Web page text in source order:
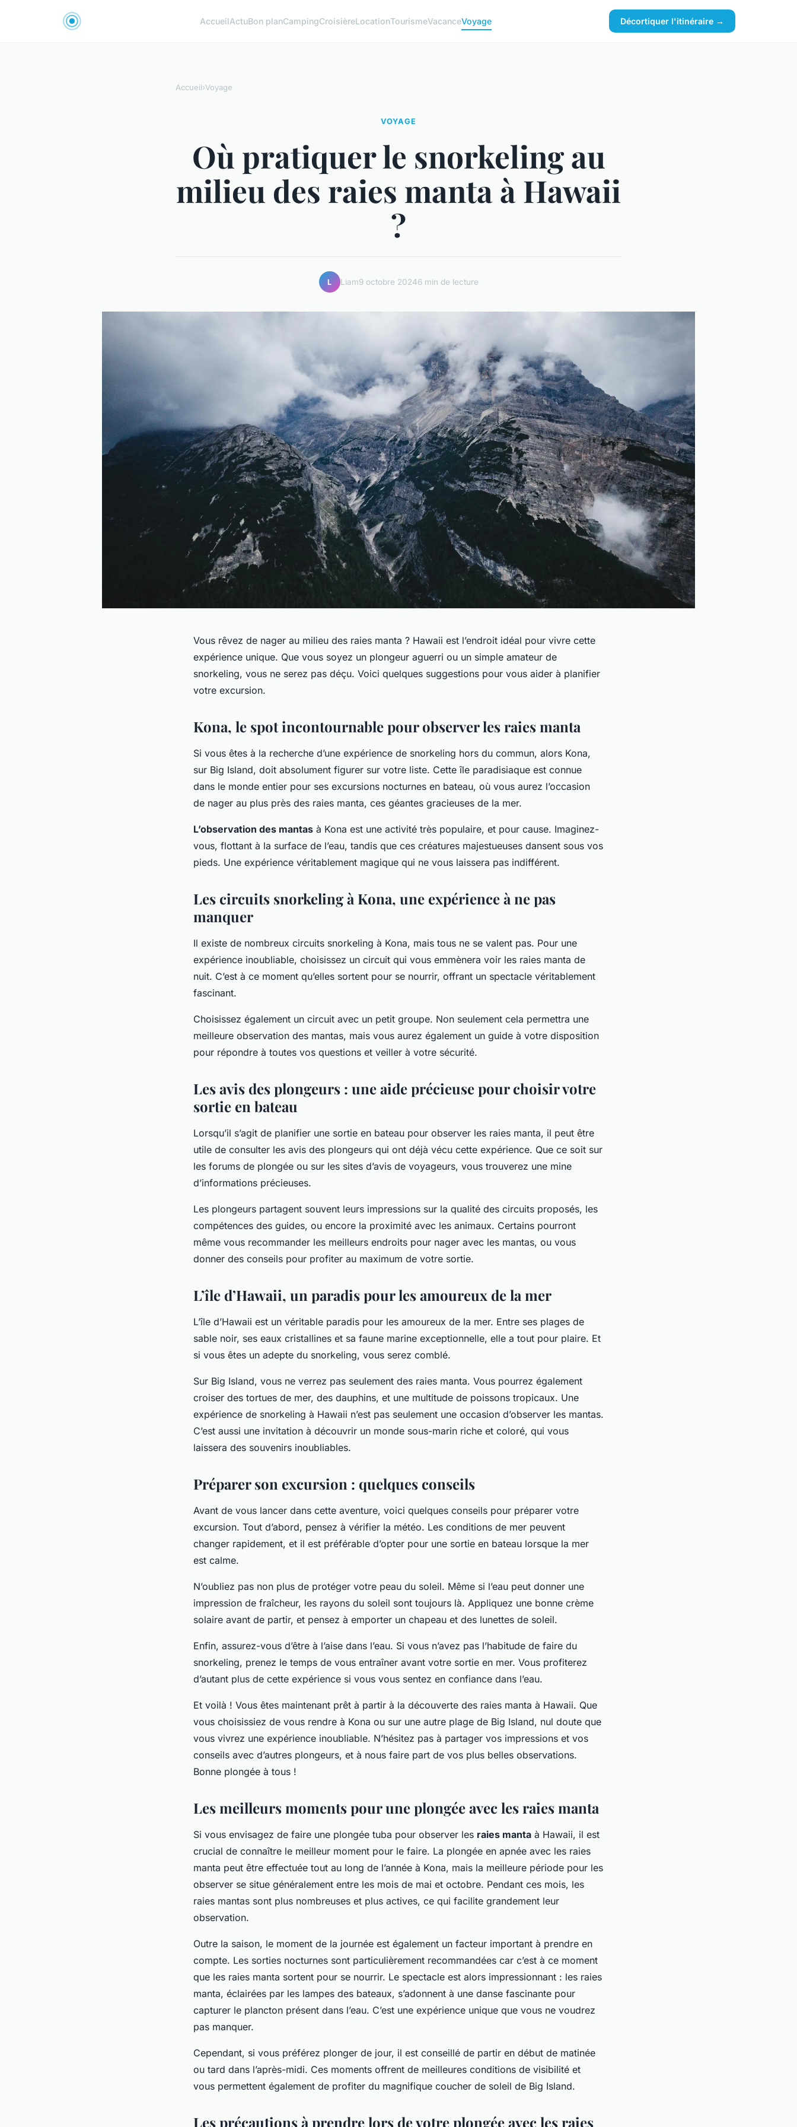
AccueilActuBon planCampingCroisièreLocationTourismeVacanceVoyage Décortiquer l'itinéraire →
Accueil›Voyage
VOYAGE
Où pratiquer le snorkeling au
milieu des raies manta à Hawaii
?
L Liam9 octobre 20246 min de lecture
Vous rêvez de nager au milieu des raies manta ? Hawaii est l’endroit idéal pour vivre cette
expérience unique. Que vous soyez un plongeur aguerri ou un simple amateur de
snorkeling, vous ne serez pas déçu. Voici quelques suggestions pour vous aider à planifier
votre excursion.
Kona, le spot incontournable pour observer les raies manta
Si vous êtes à la recherche d’une expérience de snorkeling hors du commun, alors Kona,
sur Big Island, doit absolument figurer sur votre liste. Cette île paradisiaque est connue
dans le monde entier pour ses excursions nocturnes en bateau, où vous aurez l’occasion
de nager au plus près des raies manta, ces géantes gracieuses de la mer.
L’observation des mantas à Kona est une activité très populaire, et pour cause. Imaginez-
vous, flottant à la surface de l’eau, tandis que ces créatures majestueuses dansent sous vos
pieds. Une expérience véritablement magique qui ne vous laissera pas indifférent.
Les circuits snorkeling à Kona, une expérience à ne pas
manquer
Il existe de nombreux circuits snorkeling à Kona, mais tous ne se valent pas. Pour une
expérience inoubliable, choisissez un circuit qui vous emmènera voir les raies manta de
nuit. C’est à ce moment qu’elles sortent pour se nourrir, offrant un spectacle véritablement
fascinant.
Choisissez également un circuit avec un petit groupe. Non seulement cela permettra une
meilleure observation des mantas, mais vous aurez également un guide à votre disposition
pour répondre à toutes vos questions et veiller à votre sécurité.
Les avis des plongeurs : une aide précieuse pour choisir votre
sortie en bateau
Lorsqu’il s’agit de planifier une sortie en bateau pour observer les raies manta, il peut être
utile de consulter les avis des plongeurs qui ont déjà vécu cette expérience. Que ce soit sur
les forums de plongée ou sur les sites d’avis de voyageurs, vous trouverez une mine
d’informations précieuses.
Les plongeurs partagent souvent leurs impressions sur la qualité des circuits proposés, les
compétences des guides, ou encore la proximité avec les animaux. Certains pourront
même vous recommander les meilleurs endroits pour nager avec les mantas, ou vous
donner des conseils pour profiter au maximum de votre sortie.
L’île d’Hawaii, un paradis pour les amoureux de la mer
L’île d’Hawaii est un véritable paradis pour les amoureux de la mer. Entre ses plages de
sable noir, ses eaux cristallines et sa faune marine exceptionnelle, elle a tout pour plaire. Et
si vous êtes un adepte du snorkeling, vous serez comblé.
Sur Big Island, vous ne verrez pas seulement des raies manta. Vous pourrez également
croiser des tortues de mer, des dauphins, et une multitude de poissons tropicaux. Une
expérience de snorkeling à Hawaii n’est pas seulement une occasion d’observer les mantas.
C’est aussi une invitation à découvrir un monde sous-marin riche et coloré, qui vous
laissera des souvenirs inoubliables.
Préparer son excursion : quelques conseils
Avant de vous lancer dans cette aventure, voici quelques conseils pour préparer votre
excursion. Tout d’abord, pensez à vérifier la météo. Les conditions de mer peuvent
changer rapidement, et il est préférable d’opter pour une sortie en bateau lorsque la mer
est calme.
N’oubliez pas non plus de protéger votre peau du soleil. Même si l’eau peut donner une
impression de fraîcheur, les rayons du soleil sont toujours là. Appliquez une bonne crème
solaire avant de partir, et pensez à emporter un chapeau et des lunettes de soleil.
Enfin, assurez-vous d’être à l’aise dans l’eau. Si vous n’avez pas l’habitude de faire du
snorkeling, prenez le temps de vous entraîner avant votre sortie en mer. Vous profiterez
d’autant plus de cette expérience si vous vous sentez en confiance dans l’eau.
Et voilà ! Vous êtes maintenant prêt à partir à la découverte des raies manta à Hawaii. Que
vous choisissiez de vous rendre à Kona ou sur une autre plage de Big Island, nul doute que
vous vivrez une expérience inoubliable. N’hésitez pas à partager vos impressions et vos
conseils avec d’autres plongeurs, et à nous faire part de vos plus belles observations.
Bonne plongée à tous !
Les meilleurs moments pour une plongée avec les raies manta
Si vous envisagez de faire une plongée tuba pour observer les raies manta à Hawaii, il est
crucial de connaître le meilleur moment pour le faire. La plongée en apnée avec les raies
manta peut être effectuée tout au long de l’année à Kona, mais la meilleure période pour les
observer se situe généralement entre les mois de mai et octobre. Pendant ces mois, les
raies mantas sont plus nombreuses et plus actives, ce qui facilite grandement leur
observation.
Outre la saison, le moment de la journée est également un facteur important à prendre en
compte. Les sorties nocturnes sont particulièrement recommandées car c’est à ce moment
que les raies manta sortent pour se nourrir. Le spectacle est alors impressionnant : les raies
manta, éclairées par les lampes des bateaux, s’adonnent à une danse fascinante pour
capturer le plancton présent dans l’eau. C’est une expérience unique que vous ne voudrez
pas manquer.
Cependant, si vous préférez plonger de jour, il est conseillé de partir en début de matinée
ou tard dans l’après-midi. Ces moments offrent de meilleures conditions de visibilité et
vous permettent également de profiter du magnifique coucher de soleil de Big Island.
Les précautions à prendre lors de votre plongée avec les raies